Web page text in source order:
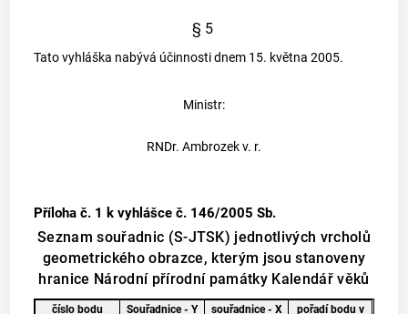
§ 5
Tato vyhláška nabývá účinnosti dnem 15. května 2005.
Ministr:
RNDr. Ambrozek v. r.
Příloha č. 1 k vyhlášce č. 146/2005 Sb.
Seznam souřadnic (S-JTSK) jednotlivých vrcholů
geometrického obrazce, kterým jsou stanoveny
hranice Národní přírodní památky Kalendář věků
číslo bodu Souřadnice - Y souřadnice - X pořadí bodu v